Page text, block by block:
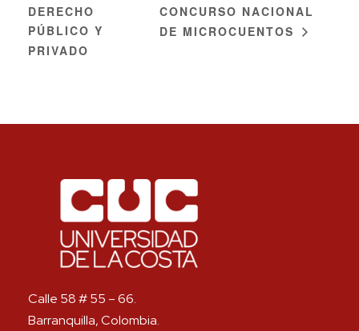
DERECHO
PÚBLICO Y
PRIVADO
CONCURSO NACIONAL
DE MICROCUENTOS
Calle 58 # 55 – 66.
Barranquilla, Colombia.